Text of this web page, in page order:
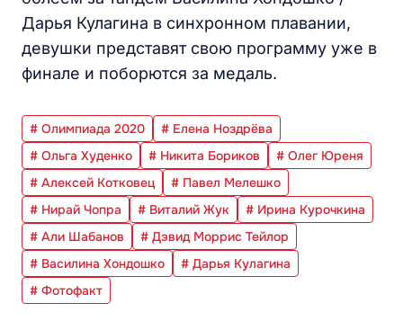
Дарья Кулагина в синхронном плавании,
девушки представят свою программу уже в
финале и поборются за медаль.
# Олимпиада 2020
# Елена Ноздрёва
# Ольга Худенко
# Никита Бориков
# Олег Юреня
# Алексей Котковец
# Павел Мелешко
# Нирай Чопра
# Виталий Жук
# Ирина Курочкина
# Али Шабанов
# Дэвид Моррис Тейлор
# Василина Хондошко
# Дарья Кулагина
# Фотофакт